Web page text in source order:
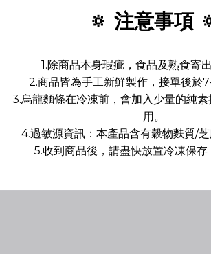
🔅 注意事項
1.除商品本身瑕疵，食品及熟食寄
2.商品皆為手工新鮮製作，接單後於7-
3.烏龍麵條在冷凍前，會加入少量的純
用。
4.過敏源資訊：本產品含有穀物麩質/芝
5.收到商品後，請盡快放置冷凍保